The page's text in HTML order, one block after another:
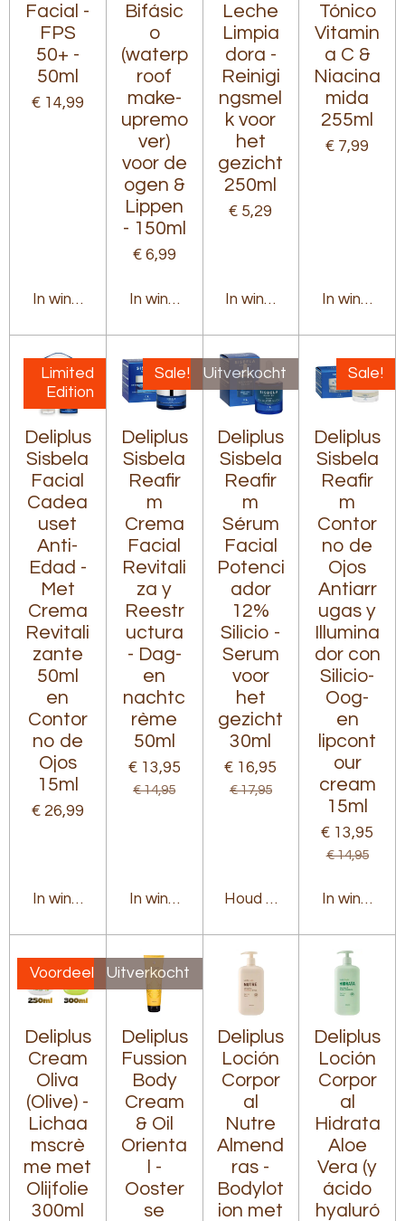
Facial -
FPS
50+ -
50ml
€ 14,99
In winkelwagen
Bifásic
o
(waterp
roof
make-
upremo
ver)
voor de
ogen &
Lippen
- 150ml
€ 6,99
In winkelwagen
Leche
Limpia
dora -
Reinigi
ngsmel
k voor
het
gezicht
250ml
€ 5,29
In winkelwagen
Tónico
Vitamin
a C &
Niacina
mida
255ml
€ 7,99
In
Limited
Edition
Deliplus
Sisbela
Facial
Cadea
uset
Anti-
Edad -
Met
Crema
Revitali
zante
50ml
en
Contor
no de
Ojos
15ml
€ 26,99
In winkelwagen
Sale!
Deliplus
Sisbela
Reafir
m
Crema
Facial
Revitali
za y
Reestr
uctura
- Dag-
en
nachtc
rème
50ml
€ 13,95
€ 14,95
In winkelwagen
Uitverkocht
Deliplus
Sisbela
Reafir
m
Sérum
Facial
Potenci
ador
12%
Silicio -
Serum
voor
het
gezicht
30ml
€ 16,95
€ 17,95
Houd mij op de hoogte
Sale!
Deliplus
Sisbela
Reafir
m
Contor
no de
Ojos
Antiarr
ugas y
Illumina
dor con
Silicio-
Oog-
en
lipcont
our
cream
15ml
€ 13,95
€ 14,95
In
Voordeel
Deliplus
Cream
Oliva
(Olive) -
Lichaa
mscrè
me met
Olijfolie
300ml
Uitverkocht
Deliplus
Fussion
Body
Cream
& Oil
Orienta
l -
Ooster
se
Deliplus
Loción
Corpor
al
Nutre
Almend
ras -
Bodylot
ion met
Deliplus
Loción
Corpor
al
Hidrata
Aloe
Vera (y
ácido
hyaluró